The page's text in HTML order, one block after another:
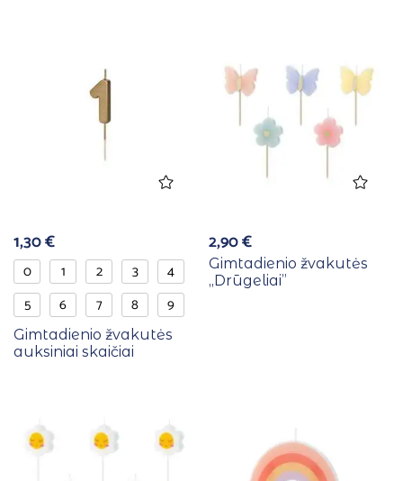
1,30€
0 1 2 3
4
5
6 7 8 9
Gimtadienio žvakutės
auksiniai skaičiai
2,90€
Gimtadienio žvakutės
,,Drūgeliai”